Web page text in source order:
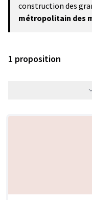
construction des
métropolitain des
1 proposition